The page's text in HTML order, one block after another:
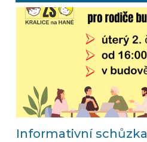
Informativní schůzka